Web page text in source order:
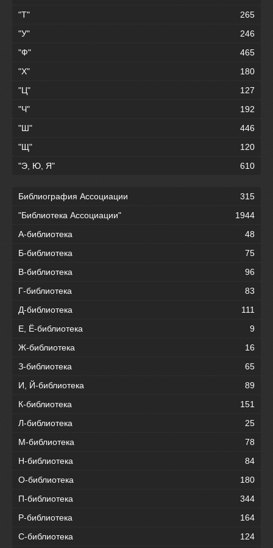
"Т"
265
"У"
246
"Ф"
465
"Х"
180
"Ц"
127
"Ч"
192
"Ш"
446
"Щ"
120
"Э, Ю, Я"
610
Библиография Ассоциации
315
"Библиотека Ассоциации"
1944
А-библиотека
48
Б-библиотека
75
В-библиотека
96
Г-библиотека
83
Д-библиотека
111
Е, Ё-библиотека
9
Ж-библиотека
16
З-библиотека
65
И, Й-библиотека
89
К-библиотека
151
Л-библиотека
25
М-библиотека
78
Н-библиотека
84
О-библиотека
180
П-библиотека
344
Р-библиотека
164
С-библиотека
124